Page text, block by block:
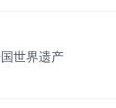
世界遗产